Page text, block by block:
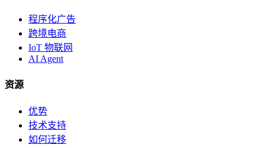
程序化广告
跨境电商
IoT 物联网
AI Agent
资源
优势
技术支持
如何迁移